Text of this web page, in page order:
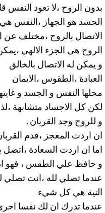
بدون الروح ،لا تعود النفس
الجسد هو الجهاز ،النفس هي
الاتصال بالروح ،مختلف عن
الروح هي الجزء الالهي
و يمكن له الاتصال بالخالق
العبادة ،الطقوس ،الايمان
محلها النفس و الجسد و
لكن كل الاجساد متشابهة
و للروح وجد القربان .
ان اردت المعجز ،قدم
اما ان اردت السعادة ،اتصل
و حافظ علي الطقس ، فهو
عندما تصلي لله ،انت تصلي
النية هي كل شيء
عندما تدرك ان لك نفسا